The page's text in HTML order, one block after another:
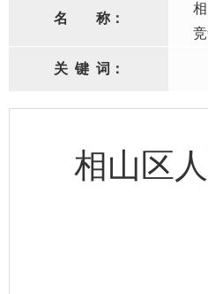
名 称：
关 键 词：
相山区